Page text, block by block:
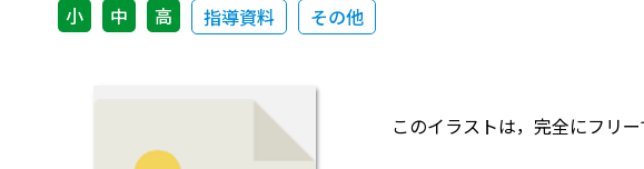
小 中 高 指導資料 その他
このイラストは，完全にフリ